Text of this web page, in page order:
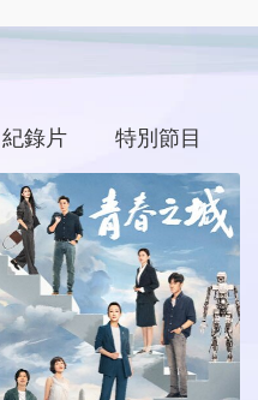
紀錄片 特別節目